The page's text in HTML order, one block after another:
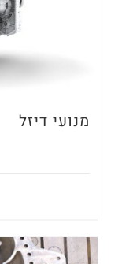
מנועי דיזל